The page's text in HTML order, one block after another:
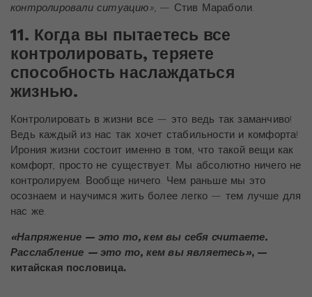
контролировали ситуацию», — Стив Мараболи.
11. Когда вы пытаетесь все
контролировать, теряете
способность наслаждаться
жизнью.
Контролировать в жизни все — это ведь так заманчиво!
Ведь каждый из нас так хочет стабильности и комфорта!
Ирония жизни состоит именно в том, что такой вещи как
комфорт, просто не существует. Мы абсолютно ничего не
контролируем. Вообще ничего. Чем раньше мы это
осознаем и научимся жить более легко — тем лучше для
нас же.
«Напряжение — это то, кем вы себя считаете.
Расслабление — это то, кем вы являетесь», —
китайская пословица.